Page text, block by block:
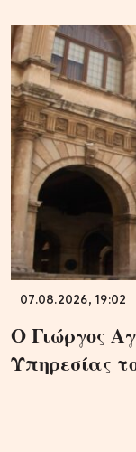
07.08.2026, 19:02
Ο Γιώργος
Υπηρεσίας